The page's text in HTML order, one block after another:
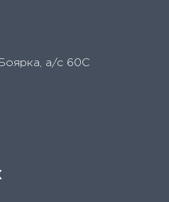
а/с 60С